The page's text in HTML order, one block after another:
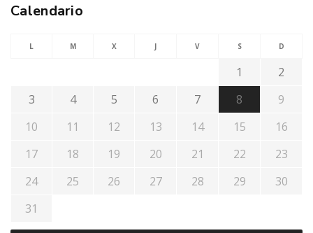
Calendario
L M X J V S D
1
2
3
4 5 6 7 8
9
10
11 12 13 14 15
16
17
18 19 20 21 22
23
24
25 26 27 28 29
30
31